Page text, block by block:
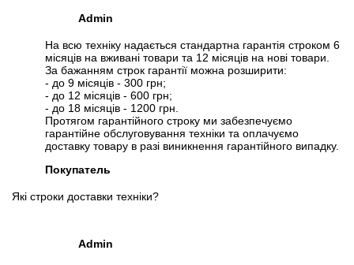
Admin
На всю техніку надається стандартна гарантія строком 6
місяців на вживані товари та 12 місяців на нові товари.
За бажанням строк гарантії можна розширити:
- до 9 місяців - 300 грн;
- до 12 місяців - 600 грн;
- до 18 місяців - 1200 грн.
Протягом гарантійного строку ми забезпечуємо
гарантійне обслуговування техніки та оплачуємо
доставку товару в разі виникнення гарантійного випадку.
Покупатель
Які строки доставки техніки?
Admin